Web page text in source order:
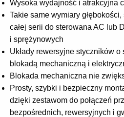
Wysoka wydajność i atrakcyjna
Takie same wymiary
całej serii do sterowana AC lub
i sprężynowych
Układy rewersyjne styczników o
blokadą mechaniczną i
Blokada mechaniczna nie
Prosty, szybki i bezpieczny
dzięki zestawom do połączeń
bezpośrednich, rewersyjnych i